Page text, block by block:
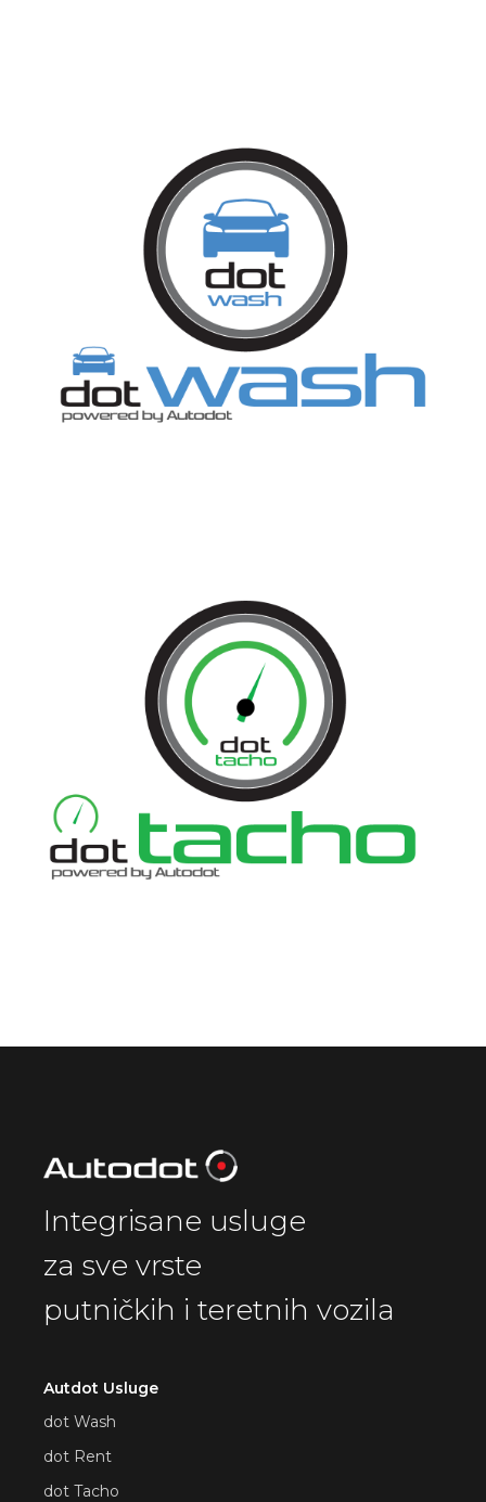
Integrisane usluge
za sve vrste
putničkih i teretnih vozila
Autdot Usluge
dot Wash
dot Rent
dot Tacho